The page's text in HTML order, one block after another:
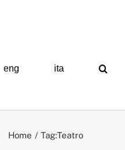
eng ita
Home Tag:Teatro